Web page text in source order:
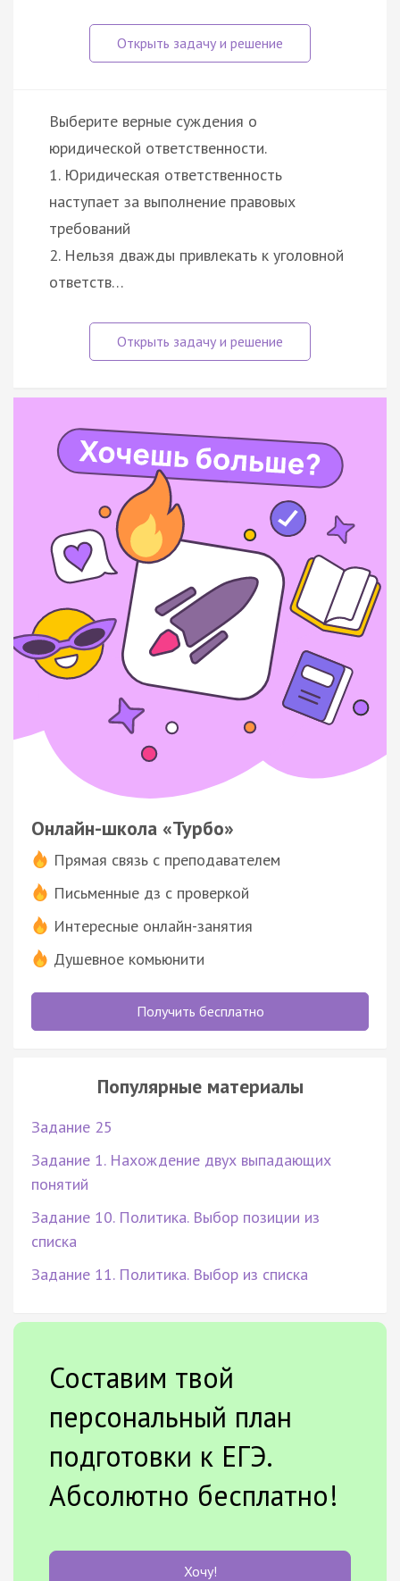
Выберите верные суждения о
юридической ответственности.
1. Юридическая ответственность
наступает за выполнение правовых
требований
2. Нельзя дважды привлекать к уголовной
ответств…
Онлайн-школа «Турбо»
Прямая связь с преподавателем
Письменные дз с проверкой
Интересные онлайн-занятия
Душевное комьюнити
Получить бесплатно
Популярные материалы
Задание 25
Задание 1. Нахождение двух выпадающих
понятий
Задание 10. Политика. Выбор позиции из
списка
Задание 11. Политика. Выбор из списка
Составим твой
персональный план
подготовки к ЕГЭ.
Абсолютно бесплатно!
Хочу!